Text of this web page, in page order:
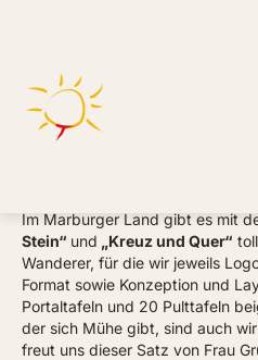
Geotouren
Im Marburger Land gibt es mit
Stein“ und „Kreuz und Quer“
Wanderer, für die wir jeweils
Format sowie Konzeption und
Portaltafeln und 20 Pulttafeln
der sich Mühe gibt, sind auch
freut uns dieser Satz von Frau